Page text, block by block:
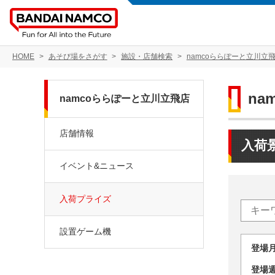
HOME あそび場をさがす 施設・店舗検索 namcoららぽーと立川立
入荷
登
登
namcoららぽーと立川立飛店
店舗情報
イベント&ニュース
入荷プライズ
設置ゲーム機